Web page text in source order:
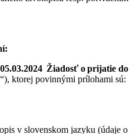
Žiadosť o prijatie do
ktorej povinnými prílohami sú:
v slovenskom jazyku (údaje o